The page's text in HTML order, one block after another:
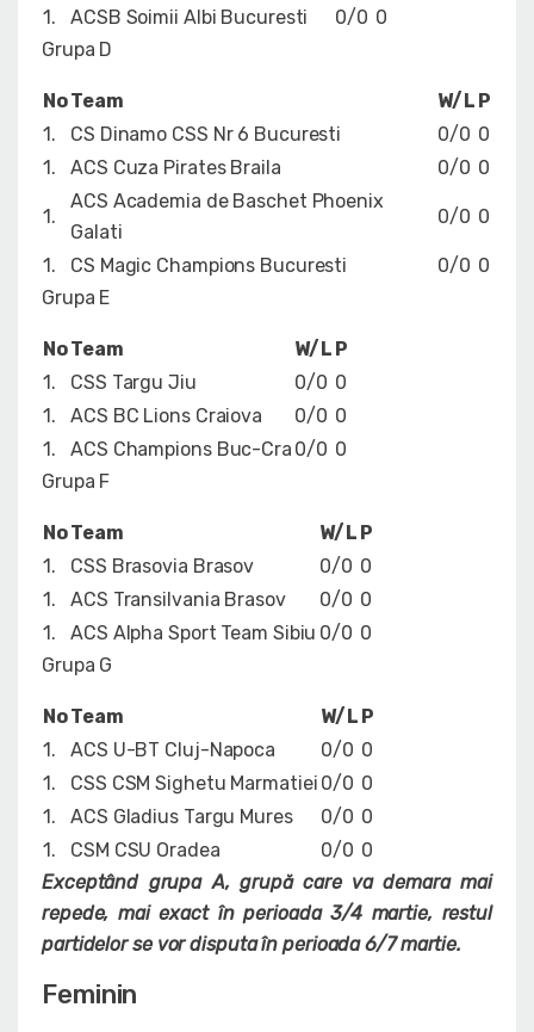
1.
ACSB Soimii Albi Bucuresti 0/0 0
Grupa D
NoTeam W/L P
1.
CS Dinamo CSS Nr 6 Bucuresti 0/0 0
1.
ACS Cuza Pirates Braila 0/0 0
1.
ACS Academia de Baschet Phoenix
Galati
0/0 0
1. CS Magic Champions Bucuresti 0/0 0
Grupa E
NoTeam W/L P
1.
CSS Targu Jiu 0/0 0
1.
ACS BC Lions Craiova 0/0 0
1.
ACS Champions Buc-Cra 0/0 0
Grupa F
NoTeam W/L P
1.
CSS Brasovia Brasov 0/0 0
1.
ACS Transilvania Brasov 0/0 0
1.
ACS Alpha Sport Team Sibiu 0/0 0
Grupa G
NoTeam W/L P
1.
ACS U-BT Cluj-Napoca 0/0 0
1.
CSS CSM Sighetu Marmatiei 0/0 0
1.
ACS Gladius Targu Mures 0/0 0
1.
CSM CSU Oradea 0/0 0
Exceptând grupa A, grupă care va demara mai
repede, mai exact în perioada 3/4 martie, restul
partidelor se vor disputa în perioada 6/7 martie.
Feminin